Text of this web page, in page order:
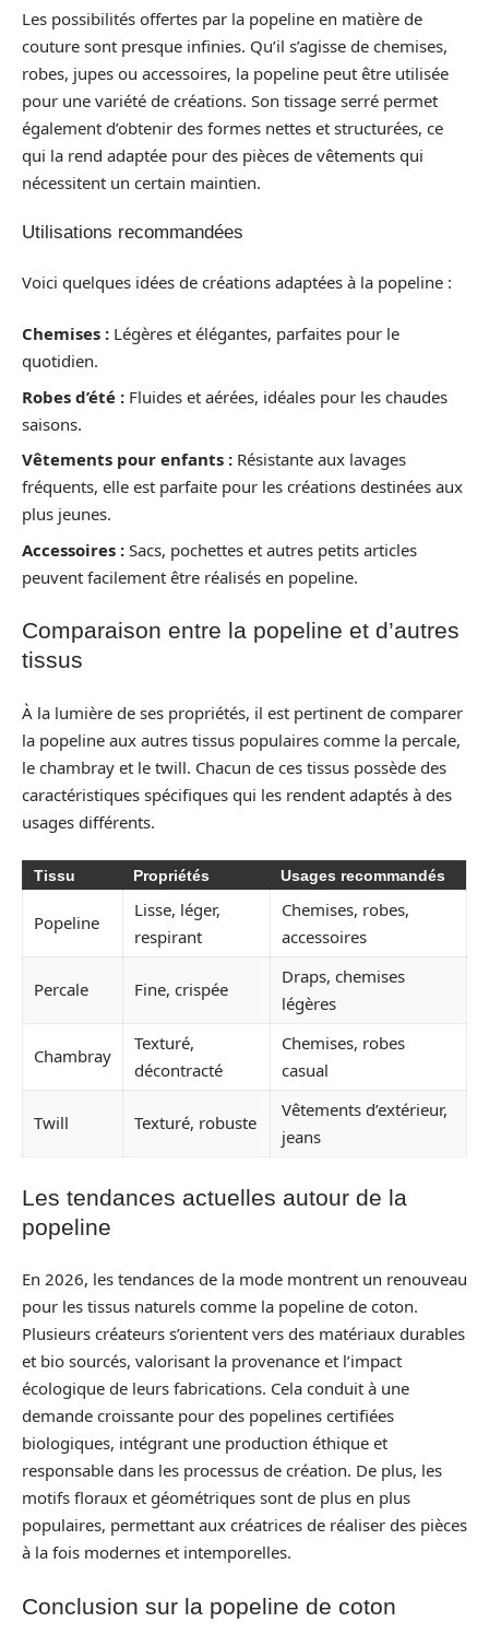
Les possibilités offertes par la popeline en matière de
couture sont presque infinies. Qu’il s’agisse de chemises,
robes, jupes ou accessoires, la popeline peut être utilisée
pour une variété de créations. Son tissage serré permet
également d’obtenir des formes nettes et structurées, ce
qui la rend adaptée pour des pièces de vêtements qui
nécessitent un certain maintien.
Utilisations recommandées
Voici quelques idées de créations adaptées à la popeline :
Chemises : Légères et élégantes, parfaites pour le
quotidien.
Robes d’été : Fluides et aérées, idéales pour les chaudes
saisons.
Vêtements pour enfants : Résistante aux lavages
fréquents, elle est parfaite pour les créations destinées aux
plus jeunes.
Accessoires : Sacs, pochettes et autres petits articles
peuvent facilement être réalisés en popeline.
Comparaison entre la popeline et d’autres
tissus
À la lumière de ses propriétés, il est pertinent de comparer
la popeline aux autres tissus populaires comme la percale,
le chambray et le twill. Chacun de ces tissus possède des
caractéristiques spécifiques qui les rendent adaptés à des
usages différents.
Tissu Propriétés Usages recommandés
Popeline
Lisse, léger,
respirant
Chemises, robes,
accessoires
Percale Fine, crispée
Draps, chemises
légères
Chambray
Texturé,
décontracté
Chemises, robes
casual
Twill Texturé, robuste
Vêtements d’extérieur,
jeans
Les tendances actuelles autour de la
popeline
En 2026, les tendances de la mode montrent un renouveau
pour les tissus naturels comme la popeline de coton.
Plusieurs créateurs s’orientent vers des matériaux durables
et bio sourcés, valorisant la provenance et l’impact
écologique de leurs fabrications. Cela conduit à une
demande croissante pour des popelines certifiées
biologiques, intégrant une production éthique et
responsable dans les processus de création. De plus, les
motifs floraux et géométriques sont de plus en plus
populaires, permettant aux créatrices de réaliser des pièces
à la fois modernes et intemporelles.
Conclusion sur la popeline de coton